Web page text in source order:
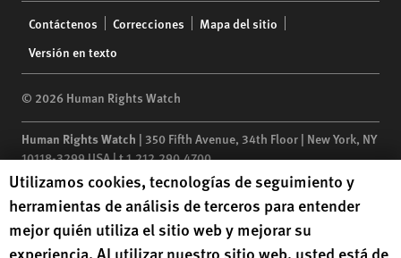
menu
Contáctenos Correcciones
Mapa del sitio
Versión en texto
© 2026 Human Rights Watch
Human Rights Watch | 350 Fifth Avenue, 34th Floor | New York, NY
10118-3299USA|t1.212.290.4700
Human Rights Watchis a 501(C)(3) nonprofit registered in the US
under EIN: 13-2875808
Human Rights Watch cookie preferences
Utilizamos cookies, tecnologías de seguimiento y
herramientas de análisis de terceros para entender
mejor quién utiliza el sitio web y mejorar su
experiencia. Al utilizar nuestro sitio web, usted está de